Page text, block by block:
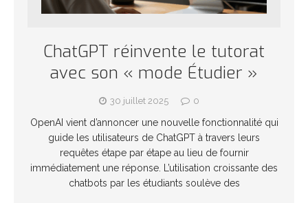
ChatGPT réinvente le tutorat
avec son « mode Étudier »
30 juillet 2025 0
OpenAI vient d’annoncer une nouvelle fonctionnalité qui
guide les utilisateurs de ChatGPT à travers leurs
requêtes étape par étape au lieu de fournir
immédiatement une réponse. L’utilisation croissante des
chatbots par les étudiants soulève des